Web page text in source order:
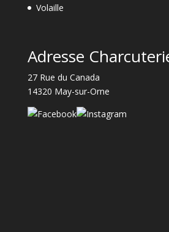
Volaille
Adresse
27 Rue du Canada
14320 May-sur-Orne